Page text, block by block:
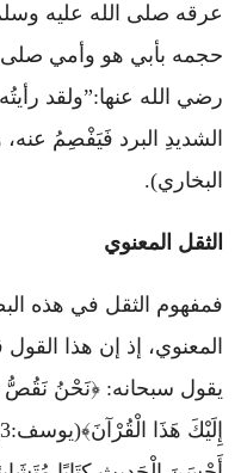
عرقه صلى الله عليه
حجمه بأبي هو وأمي صلى
رضي الله عنها:”ولقد
الشديدِ البرد فَيَفْصِمُ
البخاري).
الثقل المعنوي
فمفهوم الثقل في هذه
المعنوي، إذ إن هذا
يقول سبحانه: ﴿نَحْنُ نَقُصُّ